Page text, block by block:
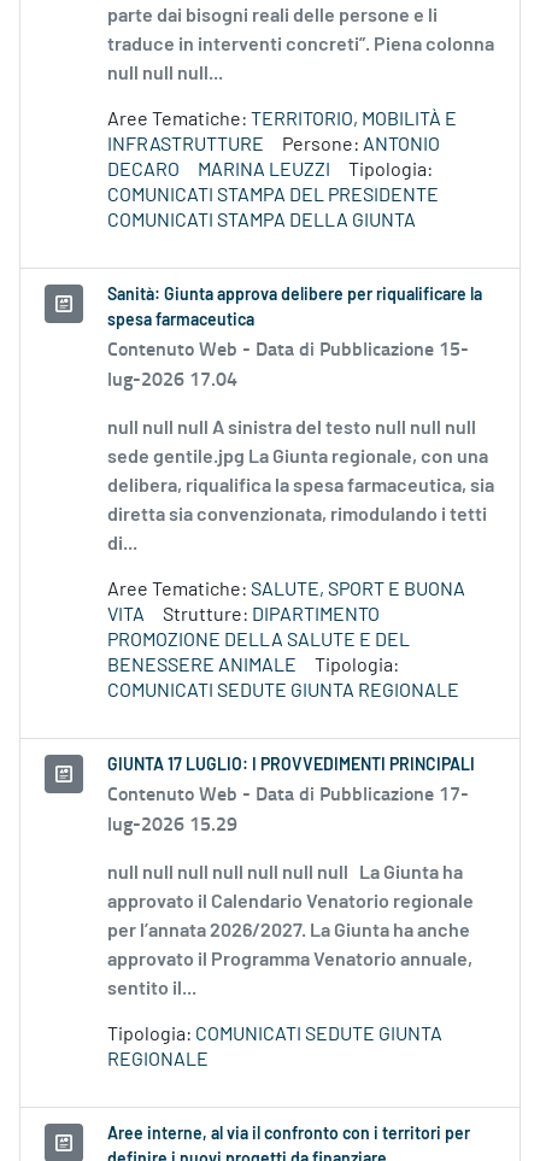
parte dai bisogni reali delle persone e li
traduce in interventi concreti”. Piena colonna
null null null...
Aree Tematiche: TERRITORIO, MOBILITÀ E
INFRASTRUTTURE
Persone: ANTONIO
DECARO
MARINA LEUZZI
Tipologia:
COMUNICATI STAMPA DEL PRESIDENTE
COMUNICATI STAMPA DELLA GIUNTA
Sanità: Giunta approva delibere per riqualificare la
spesa farmaceutica
Contenuto Web - Data di Pubblicazione 15-
lug-2026 17.04
null null null A sinistra del testo null null null
sede gentile.jpg La Giunta regionale, con una
delibera, riqualifica la spesa farmaceutica, sia
diretta sia convenzionata, rimodulando i tetti
di...
Aree Tematiche: SALUTE, SPORT E BUONA
VITA
Strutture: DIPARTIMENTO
PROMOZIONE DELLA SALUTE E DEL
BENESSERE ANIMALE
Tipologia:
COMUNICATI SEDUTE GIUNTA REGIONALE
GIUNTA 17 LUGLIO: I PROVVEDIMENTI PRINCIPALI
Contenuto Web - Data di Pubblicazione 17-
lug-2026 15.29
null null null null null null null La Giunta ha
approvato il Calendario Venatorio regionale
per l’annata 2026/2027. La Giunta ha anche
approvato il Programma Venatorio annuale,
sentito il...
Tipologia: COMUNICATI SEDUTE GIUNTA
REGIONALE
Aree interne, al via il confronto con i territori per